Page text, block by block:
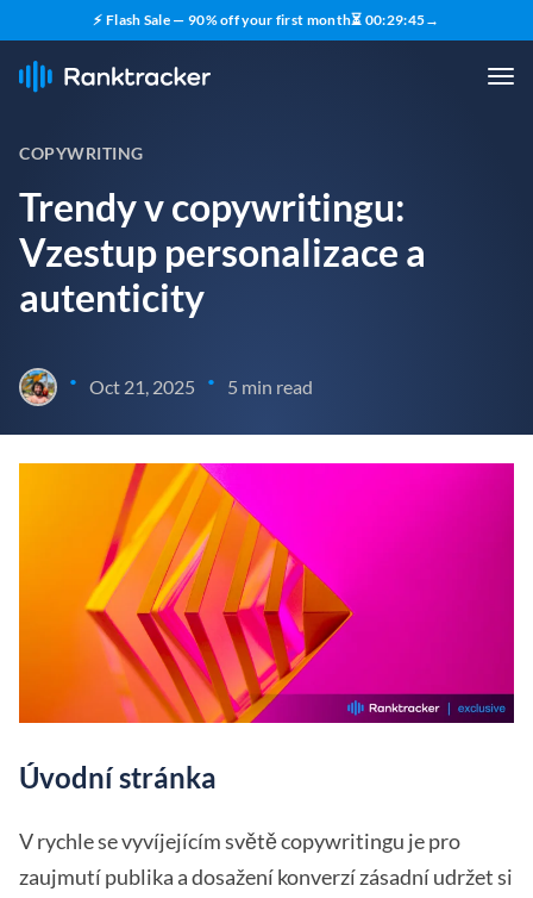
⚡ Flash Sale — 90% off your first month⏳ 00:29:43→
COPYWRITING
Trendy v copywritingu:
Vzestup personalizace a
autenticity
• Oct 21, 2025 • 5 min read
Úvodní stránka
V rychle se vyvíjejícím světě copywritingu je pro
zaujmutí publika a dosažení konverzí zásadní udržet si